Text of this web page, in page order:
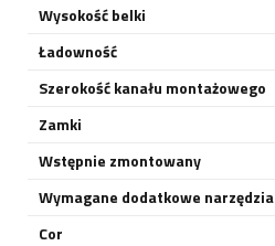
Wysokość belki
Ładowność
Szerokość kanału montażowego
Zamki
Wstępnie zmontowany
Wymagane dodatkowe narzędzia
Cor